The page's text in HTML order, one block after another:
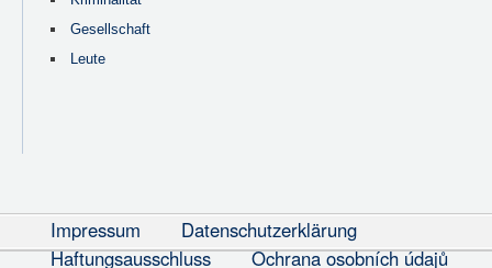
Gesellschaft
Leute
Impressum
Datenschutzerklärung
Haftungsausschluss
Ochrana osobních údajů